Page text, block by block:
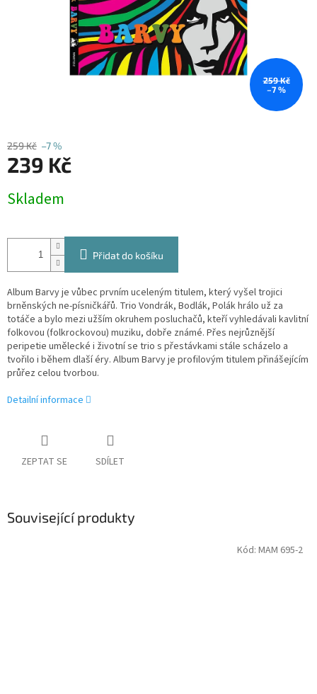
259 Kč
–7 %
259 Kč –7 %
239 Kč
cena:
Skladem
Přidat do košíku
Album Barvy je vůbec prvním uceleným titulem, který vyšel trojici
brněnských ne-písničkářů. Trio Vondrák, Bodlák, Polák hrálo už za
totáče a bylo mezi užším okruhem posluchačů, kteří vyhledávali kavlitní
folkovou (folkrockovou) muziku, dobře známé. Přes nejrůznější
peripetie umělecké i životní se trio s přestávkami stále scházelo a
tvořilo i během dlaší éry. Album Barvy je profilovým titulem přinášejícím
průřez celou tvorbou.
Detailní informace
ZEPTAT SE SDÍLET
Související produkty
Kód: MAM 695-2